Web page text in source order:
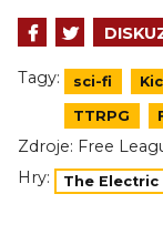
Tagy: sci-fi
TTRPG
Zdroje: Free
Hry:
The